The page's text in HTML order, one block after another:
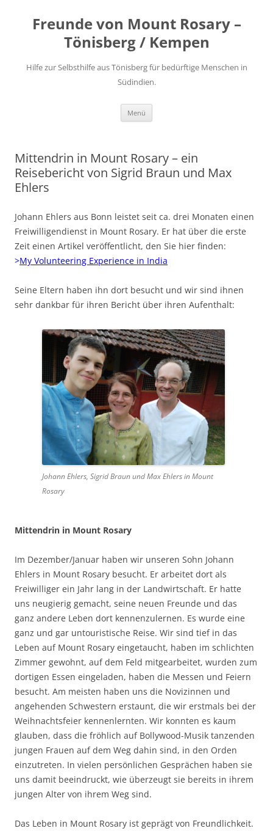
Freunde von Mount Rosary –
Tönisberg / Kempen
Hilfe zur Selbsthilfe aus Tönisberg für bedürftige Menschen in
Südindien.
Menü
Mittendrin in Mount Rosary – ein
Reisebericht von Sigrid Braun und Max
Ehlers
Johann Ehlers aus Bonn leistet seit ca. drei Monaten einen
Freiwilligendienst in Mount Rosary. Er hat über die erste
Zeit einen Artikel veröffentlicht, den Sie hier finden:
>My Volunteering Experience in India
Seine Eltern haben ihn dort besucht und wir sind ihnen
sehr dankbar für ihren Bericht über ihren Aufenthalt:
Johann Ehlers, Sigrid Braun und Max Ehlers in Mount
Rosary
Mittendrin in Mount Rosary
Im Dezember/Januar haben wir unseren Sohn Johann
Ehlers in Mount Rosary besucht. Er arbeitet dort als
Freiwilliger ein Jahr lang in der Landwirtschaft. Er hatte
uns neugierig gemacht, seine neuen Freunde und das
ganz andere Leben dort kennenzulernen. Es wurde eine
ganz und gar untouristische Reise. Wir sind tief in das
Leben auf Mount Rosary eingetaucht, haben im schlichten
Zimmer gewohnt, auf dem Feld mitgearbeitet, wurden zum
dortigen Essen eingeladen, haben die Messen und Feiern
besucht. Am meisten haben uns die Novizinnen und
angehenden Schwestern erstaunt, die wir erstmals bei der
Weihnachtsfeier kennenlernten. Wir konnten es kaum
glauben, dass die fröhlich auf Bollywood-Musik tanzenden
jungen Frauen auf dem Weg dahin sind, in den Orden
einzutreten. In vielen persönlichen Gesprächen haben sie
uns damit beeindruckt, wie überzeugt sie bereits in ihrem
jungen Alter von ihrem Weg sind.
Das Leben in Mount Rosary ist geprägt von Freundlichkeit.